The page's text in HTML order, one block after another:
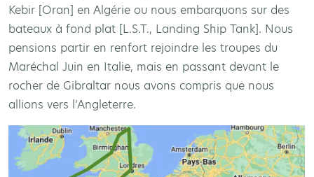
Kebir [Oran] en Algérie ou nous embarquons sur des
bateaux à fond plat [L.S.T., Landing Ship Tank]. Nous
pensions partir en renfort rejoindre les troupes du
Maréchal Juin en Italie, mais en passant devant le
rocher de Gibraltar nous avons compris que nous
allions vers l’Angleterre.